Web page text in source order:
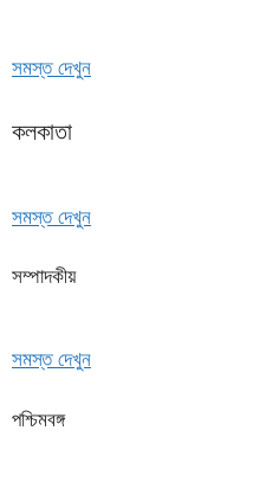
সমস্ত দেখুন
কলকাতা
সমস্ত দেখুন
সম্পাদকীয়
সমস্ত দেখুন
পশ্চিমবঙ্গ